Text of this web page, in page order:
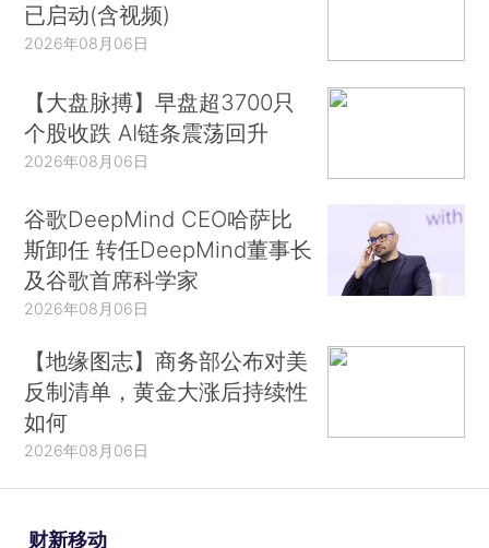
已启动(含视频)
2026年08月06日
【大盘脉搏】早盘超3700只
个股收跌 AI链条震荡回升
2026年08月06日
谷歌DeepMind CEO哈萨比
斯卸任 转任DeepMind董事长
及谷歌首席科学家
2026年08月06日
【地缘图志】商务部公布对美
反制清单，黄金大涨后持续性
如何
2026年08月06日
财新移动